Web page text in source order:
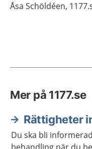
Åsa Schöldéen,
Mer på 1177.se
Rättigheter
Du ska bli